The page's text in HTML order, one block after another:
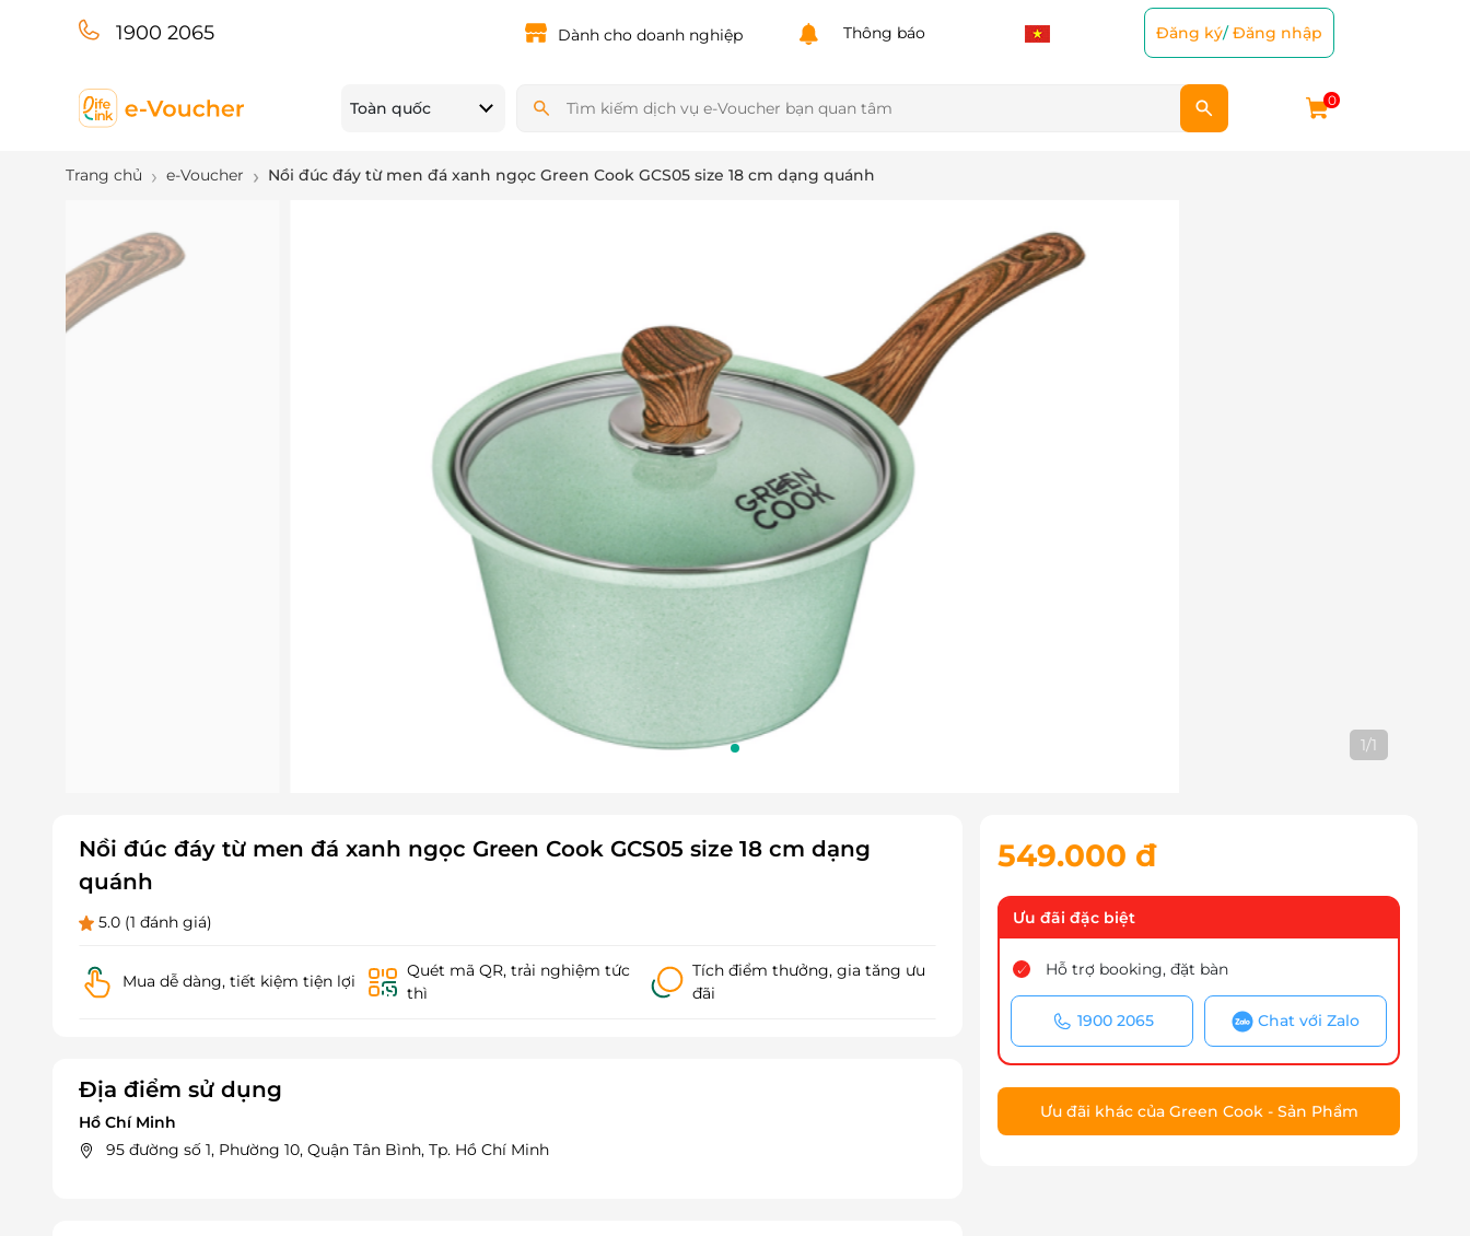
1900 2065 Dành cho doanh nghiệp Thông báo Đăng ký/Đăng nhập
Toàn quốc 0
Trang chủ e-Voucher Nồi đúc đáy từ men đá xanh ngọc Green Cook GCS05 size 18 cm dạng quánh
1/1
Nồi đúc đáy từ men đá xanh ngọc Green Cook GCS05 size 18 cm dạng
quánh
5.0 (1 đánh giá)
Mua dễ dàng, tiết kiệm tiện lợi
Quét mã QR, trải nghiệm tức
thì
Tích điểm thưởng, gia tăng ưu
đãi
Địa điểm sử dụng
Hồ Chí Minh
95 đường số 1, Phường 10, Quận Tân Bình, Tp. Hồ Chí Minh
549.000 đ
Ưu đãi đặc biệt
Hỗ trợ booking, đặt bàn
1900 2065 Chat với Zalo
Ưu đãi khác của Green Cook - Sản Phẩm